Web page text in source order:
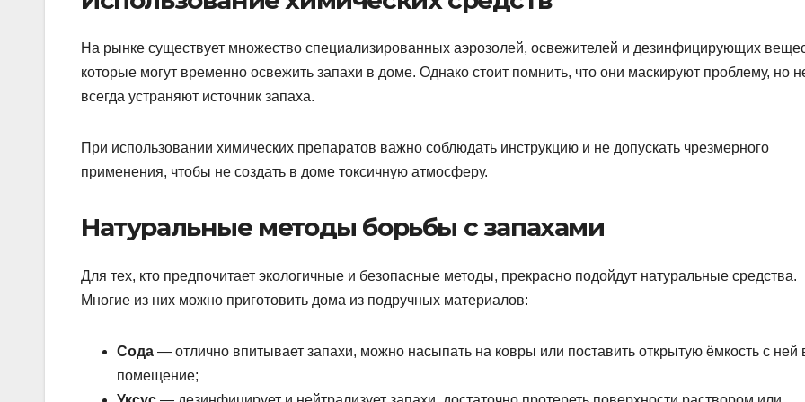
На рынке существует множество специализированных аэрозолей, освежителей и дезинфицирующих
которые могут временно освежить запахи в доме. Однако стоит помнить, что они маскируют проблему, но
всегда устраняют источник запаха.
При использовании химических препаратов важно соблюдать инструкцию и не допускать чрезмерного
применения, чтобы не создать в доме токсичную атмосферу.
Натуральные методы борьбы с запахами
Для тех, кто предпочитает экологичные и безопасные методы, прекрасно подойдут натуральные средства.
Многие из них можно приготовить дома из подручных материалов:
Сода — отлично впитывает запахи, можно насыпать на ковры или поставить открытую ёмкость с ней
помещение;